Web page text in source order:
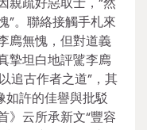
”。聯絡接觸手札來
廌無愧，但對道義
摯坦白地評騭李廌
追古作者之道”，其
如許的佳譽與批駁
》云所承新文“豐容